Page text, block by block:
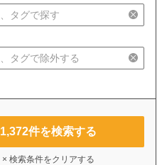
1,372件を検索する
× 検索条件をクリアする